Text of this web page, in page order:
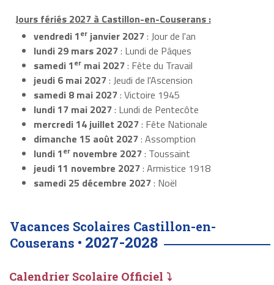
Jours fériés 2027 à Castillon-en-Couserans :
vendredi 1er janvier 2027: Jour de l'an
lundi 29 mars 2027: Lundi de Pâques
samedi 1er mai 2027: Fête du Travail
jeudi 6 mai 2027: Jeudi de l'Ascension
samedi 8 mai 2027: Victoire 1945
lundi 17 mai 2027: Lundi de Pentecôte
mercredi 14 juillet 2027: Fête Nationale
dimanche 15 août 2027: Assomption
lundi 1er novembre 2027: Toussaint
jeudi 11 novembre 2027: Armistice 1918
samedi 25 décembre 2027: Noël
Vacances Scolaires Castillon-en-
Couserans • 2027-2028
Calendrier Scolaire Officiel ⤵